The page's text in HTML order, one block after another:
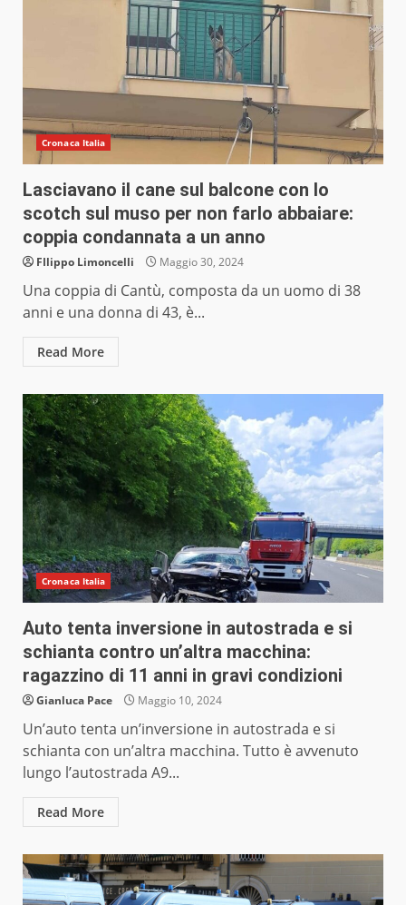
Cronaca Italia
Lasciavano il cane sul balcone con lo
scotch sul muso per non farlo abbaiare:
coppia condannata a un anno
FIlippo Limoncelli Maggio 30, 2024
Una coppia di Cantù, composta da un uomo di 38
anni e una donna di 43, è...
Read More
Cronaca Italia
Auto tenta inversione in autostrada e si
schianta contro un’altra macchina:
ragazzino di 11 anni in gravi condizioni
Gianluca Pace Maggio 10, 2024
Un’auto tenta un’inversione in autostrada e si
schianta con un’altra macchina. Tutto è avvenuto
lungo l’autostrada A9...
Read More